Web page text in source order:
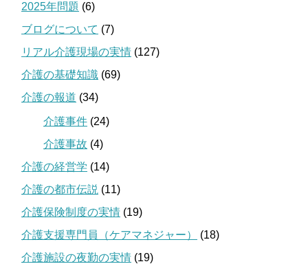
2025年問題 (6)
ブログについて (7)
リアル介護現場の実情 (127)
介護の基礎知識 (69)
介護の報道 (34)
介護事件 (24)
介護事故 (4)
介護の経営学 (14)
介護の都市伝説 (11)
介護保険制度の実情 (19)
介護支援専門員（ケアマネジャー）
(18)
介護施設の夜勤の実情 (19)